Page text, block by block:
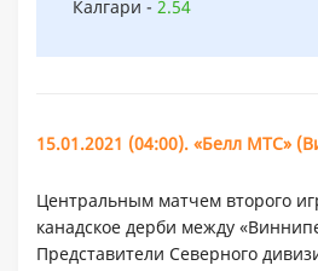
Калгари - 2.54
15.01.2021 (04:00). «Белл МТС»
Центральным матчем второго
канадское дерби между
Представители Северного